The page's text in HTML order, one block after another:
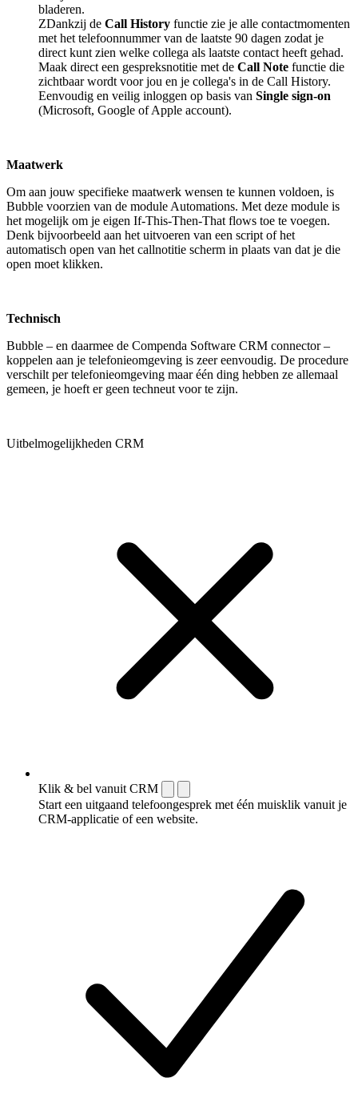
bladeren.
ZDankzij de Call History functie zie je alle contactmomenten
met het telefoonnummer van de laatste 90 dagen zodat je
direct kunt zien welke collega als laatste contact heeft gehad.
Maak direct een gespreksnotitie met de Call Note functie die
zichtbaar wordt voor jou en je collega's in de Call History.
Eenvoudig en veilig inloggen op basis van Single sign-on
(Microsoft, Google of Apple account).
Maatwerk
Om aan jouw specifieke maatwerk wensen te kunnen voldoen, is
Bubble voorzien van de module Automations. Met deze module is
het mogelijk om je eigen If-This-Then-That flows toe te voegen.
Denk bijvoorbeeld aan het uitvoeren van een script of het
automatisch open van het callnotitie scherm in plaats van dat je die
open moet klikken.
Technisch
Bubble – en daarmee de Compenda Software CRM connector –
koppelen aan je telefonieomgeving is zeer eenvoudig. De procedure
verschilt per telefonieomgeving maar één ding hebben ze allemaal
gemeen, je hoeft er geen techneut voor te zijn.
Uitbelmogelijkheden CRM
Klik & bel vanuit CRM
Start een uitgaand telefoongesprek met één muisklik vanuit je
CRM-applicatie of een website.